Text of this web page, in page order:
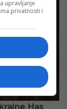
upravljanje
privatnosti i